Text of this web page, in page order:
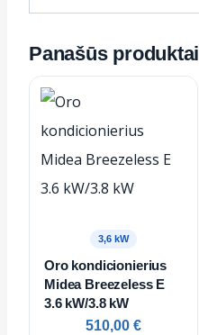
Panašūs produktai
3,6 kW
Oro kondicionierius
Midea Breezeless E
3.6 kW/3.8 kW
510,00 €